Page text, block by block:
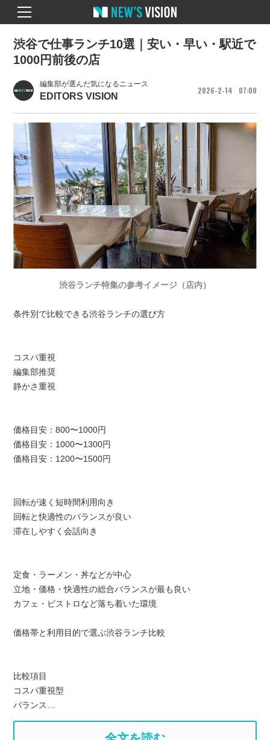
編集部が選んだ気になるニュース
EDITORS VISION
2026 2 14 07 00
渋谷で仕事ランチ10選｜安い・早い・駅近で
1000円前後の店
渋谷ランチ特集の参考イメージ（店内）
条件別で比較できる渋谷ランチの選び方
コスパ重視
編集部推奨
静かさ重視
価格目安：800〜1000円
価格目安：1000〜1300円
価格目安：1200〜1500円
回転が速く短時間利用向き
回転と快適性のバランスが良い
滞在しやすく会話向き
定食・ラーメン・丼などが中心
立地・価格・快適性の総合バランスが最も良い
カフェ・ビストロなど落ち着いた環境
価格帯と利用目的で選ぶ渋谷ランチ比較
比較項目
コスパ重視型
バランス…